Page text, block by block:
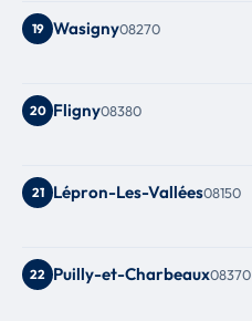
19 Wasigny08270
20 Fligny08380
21 Lépron-Les-Vallées08150
22 Puilly-et-Charbeaux08370